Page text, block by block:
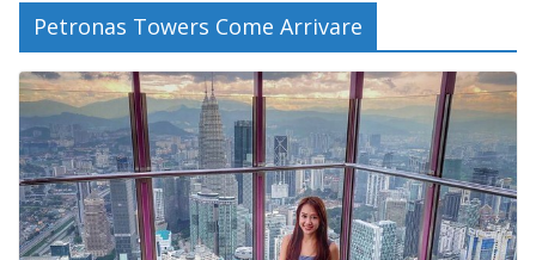
Petronas Towers Come Arrivare